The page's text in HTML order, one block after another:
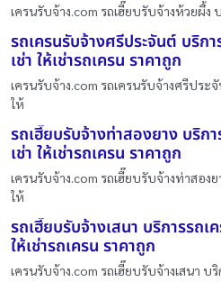
เครนรับจ้าง.com รถเฮี๊ยบรับจ้างห้วยผึ้ง
รถเครนรับจ้างศรีประจันต์ บริก
เช่า ให้เช่ารถเครน ราคาถูก
เครนรับจ้าง.com รถเครนรับจ้างศรีประ
ให้
รถเฮี๊ยบรับจ้างท่าสองยาง บริก
เช่า ให้เช่ารถเครน ราคาถูก
เครนรับจ้าง.com รถเฮี๊ยบรับจ้างท่าสอง
ให้
รถเฮี๊ยบรับจ้างเสนา บริการรถเ
ให้เช่ารถเครน ราคาถูก
เครนรับจ้าง.com รถเฮี๊ยบรับจ้างเสนา บ